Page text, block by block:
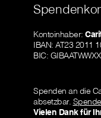
Kontoinhaber:
IBAN: AT23 2011
BIC:
Spenden an die
absetzbar.
Vielen Dank für